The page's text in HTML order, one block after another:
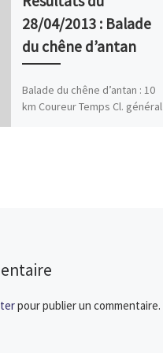
28/04/2013 : Balade
du chêne d’antan
Balade du chêne d’antan : 10
km Coureur Temps Cl. général
pour publier un commentaire.